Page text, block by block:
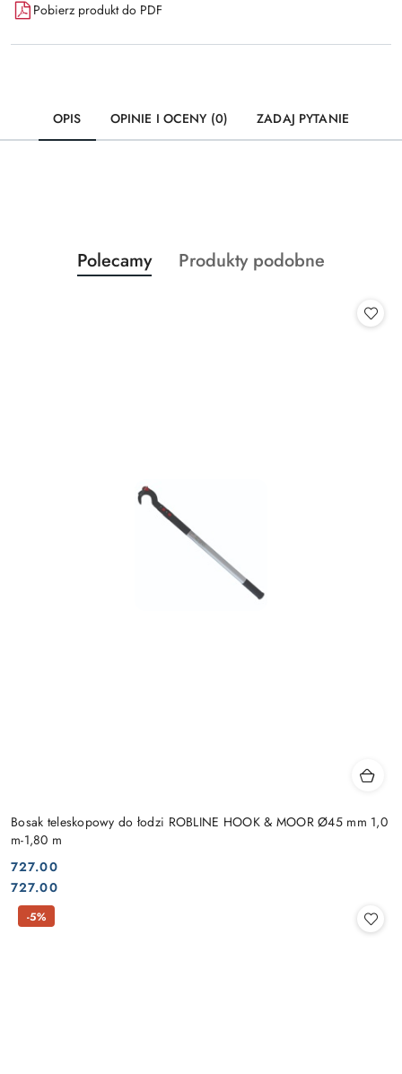
Pobierz produkt do PDF
OPIS OPINIE I OCENY (0) ZADAJ PYTANIE
Pomiń karuzelę produktów
Produkty
o
Polecamy
Produkty
Produkty podobne
Bosak teleskopowy do łodzi ROBLINE HOOK & MOOR Ø45 mm 1,0
m-1,80 m
Cena:
727.00
Cena:
727.00
-5%